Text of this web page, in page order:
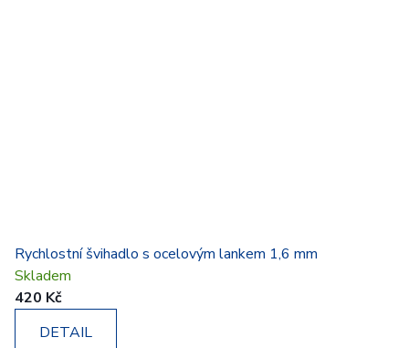
Rychlostní švihadlo s ocelovým lankem 1,6 mm
Skladem
420 Kč
DETAIL